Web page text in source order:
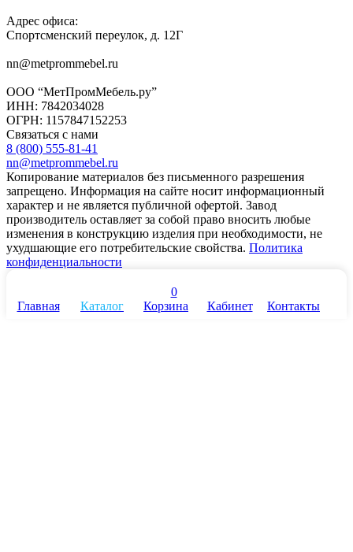
Адрес офиса:
Спортсменский переулок, д. 12Г
nn@metprommebel.ru
ООО “МетПромМебель.ру”
ИНН: 7842034028
ОГРН: 1157847152253
Связаться с нами
8 (800) 555-81-41
nn@metprommebel.ru
Копирование материалов без письменного разрешения
запрещено. Информация на сайте носит информационный
характер и не является публичной офертой. Завод
производитель оставляет за собой право вносить любые
изменения в конструкцию изделия при необходимости, не
ухудшающие его потребительские свойства. Политика
конфиденциальности
Главная Каталог
0
Корзина
Кабинет Контакты